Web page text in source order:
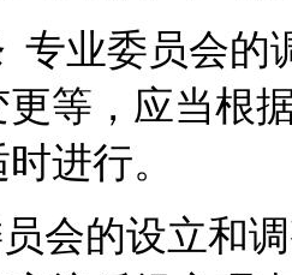
专业委员会的
等，应当根
进行。
会的设立和